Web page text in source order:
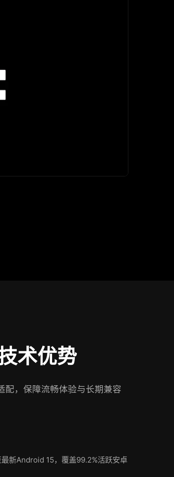
术优势
配，保障流畅体验与长期兼容
新Android 15，覆盖99.2%活跃安卓